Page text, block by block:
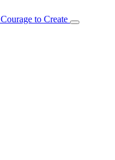
Courage to Create